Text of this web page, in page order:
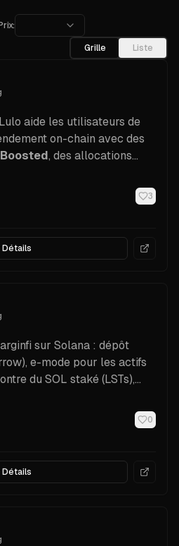
Grille
Liste
aide les utilisateurs de
on-chain avec des
Boosted, des allocations
Les actifs pris en
stablecoins et
3
Détails
sur Solana : dépôt
e-mode pour les actifs
du SOL staké (LSTs),
0
Détails